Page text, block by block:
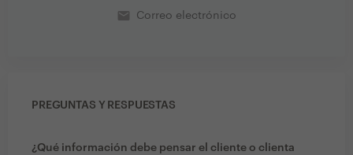
email Correo electrónico
PREGUNTAS Y RESPUESTAS
¿Qué información debe pensar el cliente o clienta